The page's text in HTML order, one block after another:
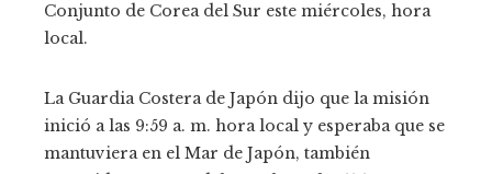
Conjunto de Corea del Sur este miércoles, hora
local.
La Guardia Costera de Japón dijo que la misión
inició a las 9:59 a. m. hora local y esperaba que se
mantuviera en el Mar de Japón, también